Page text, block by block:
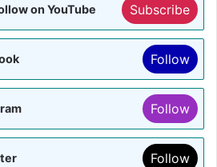
on YouTube Subscribe
Follow
Follow
Follow